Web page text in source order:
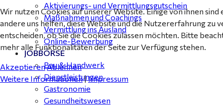
Aktivierungs- und Vermittlungsgutschein
Maßnahmen und Coachings
Vermittlung ins Ausland
Online-Bewerbung
JOBBÖRSE
Bau & Handwerk
Dienstleistungen
Gastronomie
Gesundheitswesen
Wir nutzen Cookies auf unserer Website. Einige von ihnen
andere uns helfen, diese Website und die Nutzererfahrung zu
entscheiden, ob Sie die Cookies zulassen möchten. Bitte
mehr alle Funktionalitäten der Seite zur Verfügung stehen.
AkzeptierenAblehnen
Weitere Informationen|Impressum